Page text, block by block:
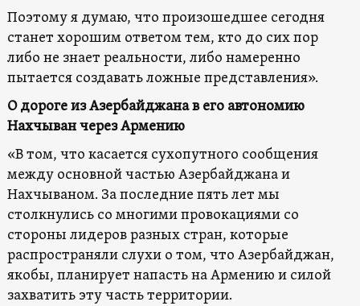
Поэтому я думаю, что произошедшее сегодня
станет хорошим ответом тем, кто до сих пор
либо не знает реальности, либо намеренно
пытается создавать ложные представления».
О дороге из Азербайджана в его автономию
Нахчыван через Армению
«В том, что касается сухопутного сообщения
между основной частью Азербайджана и
Нахчываном. За последние пять лет мы
столкнулись со многими провокациями со
стороны лидеров разных стран, которые
распространяли слухи о том, что Азербайджан,
якобы, планирует напасть на Армению и силой
захватить эту часть территории.